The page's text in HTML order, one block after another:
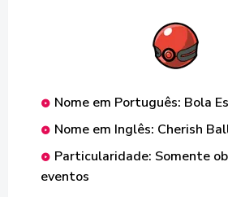
Nome em Português: Bola
Nome em Inglês: Cherish
Particularidade: Somente
eventos